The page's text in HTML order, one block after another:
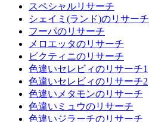
スペシャルリサーチ
シェイミ(ランド)のリサーチ
フーパのリサーチ
メロエッタのリサーチ
ビクティニのリサーチ
色違いセレビィのリサーチ1
色違いセレビィのリサーチ2
色違いメタモンのリサーチ
色違いミュウのリサーチ
色違いジラーチのリサーチ